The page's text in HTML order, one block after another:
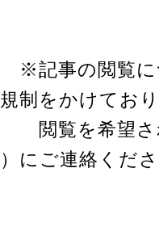
※記事の閲覧に
規制をかけてお
閲覧を希望さ
）にご連絡くだ